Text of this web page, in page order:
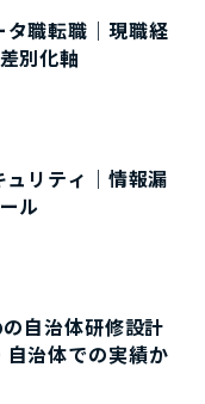
職転職｜現職経
別化軸
リティ｜情報漏
ル
自治体研修設計
治体での実績か